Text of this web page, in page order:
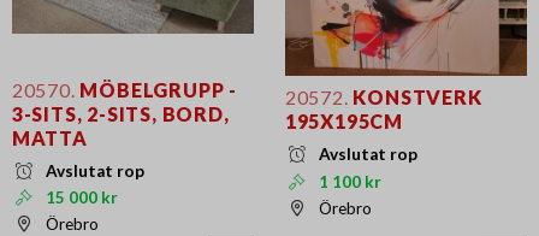
20570. MÖBELGRUPP -
3-SITS, 2-SITS, BORD,
MATTA
Avslutat rop
15 000 kr
Örebro
20572. KONSTVERK
195X195CM
Avslutat rop
1 100 kr
Örebro